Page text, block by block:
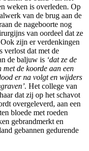
weken is overleden. Op
van de brug aan de
de nageboorte nog
van oordeel dat ze
zijn er verdenkingen
verlost dat met de
de baljuw is ‘dat ze de
met de koorde aan een
er na volgt en wijders
Het college van
dat zij op het schavot
overgeleverd, aan een
bloede met roeden
gebrandmerkt en
gebannen gedurende